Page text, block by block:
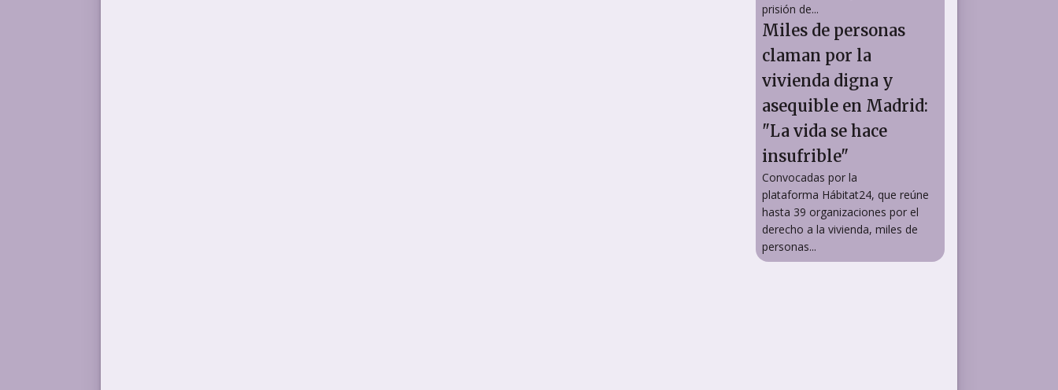
prisión de...
Miles de personas
claman por la
vivienda digna y
asequible en Madrid:
"La vida se hace
insufrible"
Convocadas por la
plataforma Hábitat24, que reúne
hasta 39 organizaciones por el
derecho a la vivienda, miles de
personas...